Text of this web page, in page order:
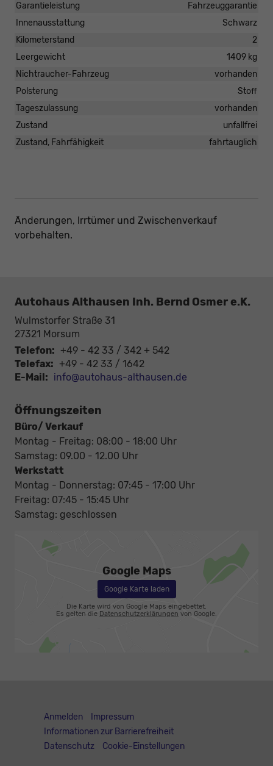
Garantieleistung
Fahrzeuggarantie
Innenausstattung
Schwarz
Kilometerstand
2
Leergewicht
1409 kg
Nichtraucher-Fahrzeug
vorhanden
Polsterung
Stoff
Tageszulassung
vorhanden
Zustand
unfallfrei
Zustand, Fahrfähigkeit
fahrtauglich
Änderungen, Irrtümer und Zwischenverkauf
vorbehalten.
Autohaus Althausen Inh. Bernd Osmer e.K.
Wulmstorfer Straße 31
27321 Morsum
Telefon: +49 - 42 33 / 342 + 542
Telefax: +49 - 42 33 / 1642
E-Mail: info@autohaus-althausen.de
Öffnungszeiten
Büro/ Verkauf
Montag - Freitag: 08:00 - 18:00 Uhr
Samstag: 09.00 - 12.00 Uhr
Werkstatt
Montag - Donnerstag: 07:45 - 17:00 Uhr
Freitag: 07:45 - 15:45 Uhr
Samstag: geschlossen
Google Maps
Google Karte laden
Die Karte wird von Google Maps eingebettet.
Es gelten die Datenschutzerklärungen von Google.
Anmelden
Impressum
Informationen zur Barrierefreiheit
Datenschutz
Cookie-Einstellungen